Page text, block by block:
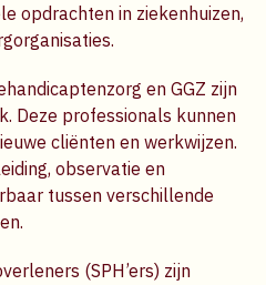
opdrachten in ziekenhuizen,
en GGZ zijn
Deze professionals kunnen
cliënten en werkwijzen.
observatie en
tussen verschillende
(SPH’ers) zijn